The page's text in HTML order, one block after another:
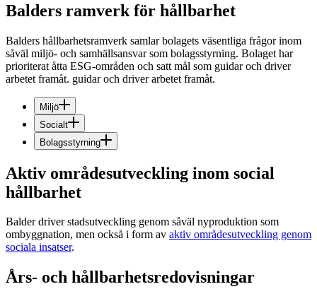
Balders ramverk för hållbarhet
Balders hållbarhetsramverk samlar bolagets väsentliga frågor inom
såväl miljö- och samhällsansvar som bolagsstyrning. Bolaget har
prioriterat åtta ESG-områden och satt mål som guidar och driver
arbetet framåt. guidar och driver arbetet framåt.
Miljö
Socialt
Bolagsstyrning
Aktiv områdesutveckling inom social
hållbarhet
Balder driver stadsutveckling genom såväl nyproduktion som
ombyggnation, men också i form av aktiv områdesutveckling genom
sociala insatser.
Års- och hållbarhetsredovisningar